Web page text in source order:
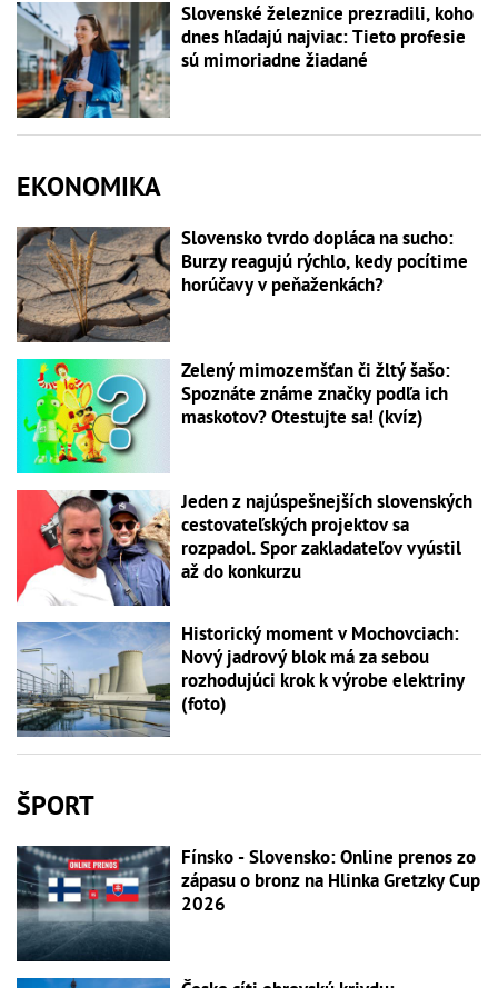
Slovenské železnice prezradili, koho
dnes hľadajú najviac: Tieto profesie
sú mimoriadne žiadané
EKONOMIKA
Slovensko tvrdo dopláca na sucho:
Burzy reagujú rýchlo, kedy pocítime
horúčavy v peňaženkách?
Zelený mimozemšťan či žltý šašo:
Spoznáte známe značky podľa ich
maskotov? Otestujte sa! (kvíz)
Jeden z najúspešnejších slovenských
cestovateľských projektov sa
rozpadol. Spor zakladateľov vyústil
až do konkurzu
Historický moment v Mochovciach:
Nový jadrový blok má za sebou
rozhodujúci krok k výrobe elektriny
(foto)
ŠPORT
Fínsko - Slovensko: Online prenos zo
zápasu o bronz na Hlinka Gretzky Cup
2026